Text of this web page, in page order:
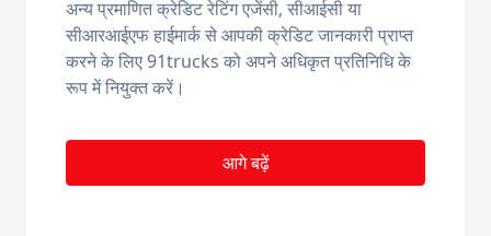
अन्य प्रमाणित क्रेडिट रेटिंग एजेंसी, सीआईसी या
सीआरआईएफ हाईमार्क से आपकी क्रेडिट जानकारी प्राप्त
करने के लिए 91trucks को अपने अधिकृत प्रतिनिधि के
रूप में नियुक्त करें।
आगे बढ़ें